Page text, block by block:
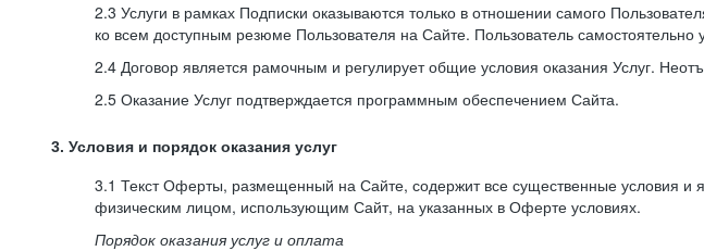
2.3 Услуги в рамках Подписки оказываются только в отношении самого
ко всем доступным резюме Пользователя на Сайте. Пользователь
2.4 Договор является рамочным и регулирует общие условия оказания Услуг.
2.5 Оказание Услуг подтверждается программным обеспечением Сайта.
3. Условия и порядок оказания услуг
3.1 Текст Оферты, размещенный на Сайте, содержит все существенные условия
физическим лицом, использующим Сайт, на указанных в Оферте условиях.
Порядок оказания услуг и оплата